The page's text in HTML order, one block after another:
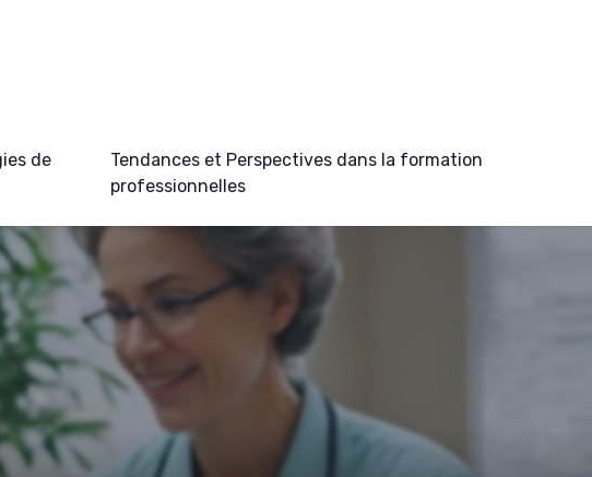
de
Tendances et Perspectives dans la formation
professionnelles